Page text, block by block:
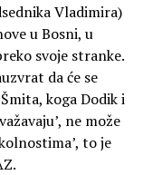
Vladimira)
u Bosni, u
svoje stranke.
da će se
koga Dodik i
ne može
to je